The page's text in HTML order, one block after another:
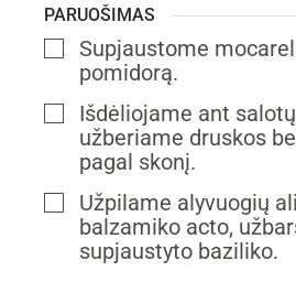
PARUOŠIMAS
▢
Supjaustome
pomidorą.
▢
Išdėliojame ant
užberiame druskos
pagal skonį.
▢
Užpilame alyvuogių
balzamiko acto,
supjaustyto baziliko.